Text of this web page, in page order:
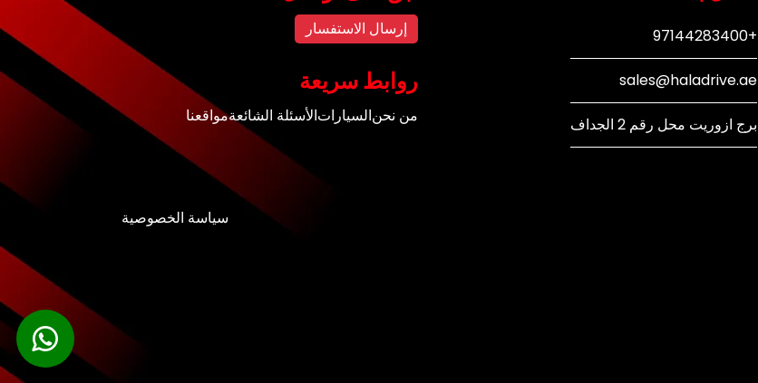
+97144283400
sales@haladrive.ae
برج ازوريت محل رقم 2 الجداف
إرسال الاستفسار
روابط سريعة
من نحنالسياراتالأسئلة الشائعةمواقعنا
سياسة الخصوصية